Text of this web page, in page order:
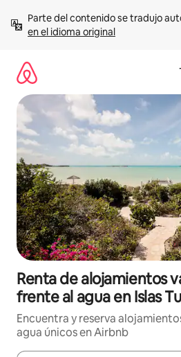
contenido
Parte del contenido se tradujo
en el idioma original
Renta de alojamientos
frente al agua en Islas
Encuentra y reserva
agua únicos en Airbnb